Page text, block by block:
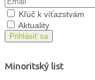
Kľúč k víťazstvám
Aktuality
Prihlásiť sa
Minoritský list